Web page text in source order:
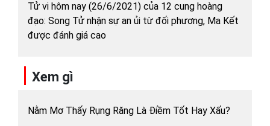
Tử vi hôm nay (26/6/2021) của 12 cung hoàng
đạo: Song Tử nhận sự an ủi từ đối phương, Ma Kết
được đánh giá cao
Xem gì
Nằm Mơ Thấy Rụng Răng Là Điềm Tốt Hay Xấu?